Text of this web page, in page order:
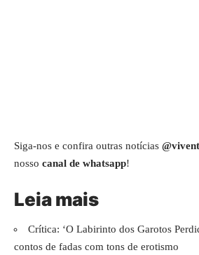
Siga-nos e confira outras notícias
nosso canal de whatsapp!
Leia mais
Crítica: ‘O Labirinto dos Garotos
contos de fadas com tons de erotismo